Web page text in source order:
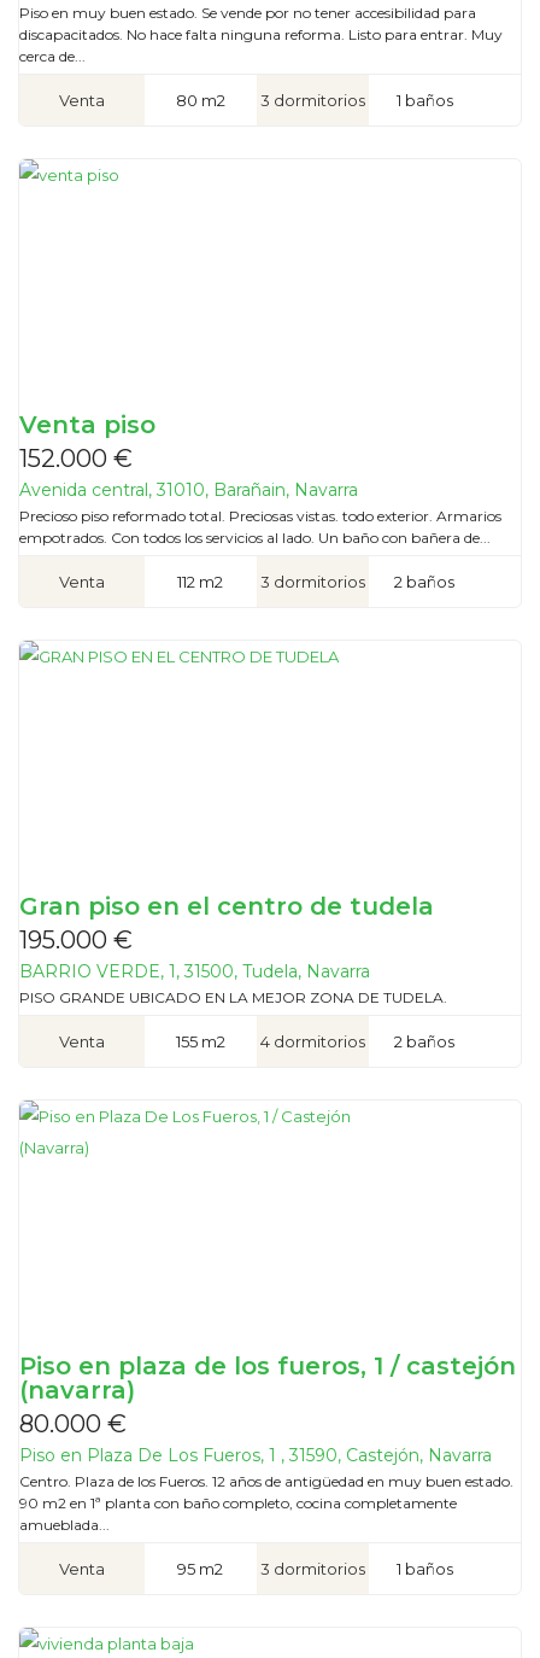
Piso en muy buen estado. Se vende por no tener accesibilidad para
discapacitados. No hace falta ninguna reforma. Listo para entrar. Muy
cerca de...
Venta 80 m2 3 dormitorios 1 baños
Venta piso
152.000 €
Avenida central, 31010, Barañain, Navarra
Precioso piso reformado total. Preciosas vistas. todo exterior. Armarios
empotrados. Con todos los servicios al lado. Un baño con bañera de...
Venta 112 m2 3 dormitorios 2 baños
Gran piso en el centro de tudela
195.000 €
BARRIO VERDE, 1, 31500, Tudela, Navarra
PISO GRANDE UBICADO EN LA MEJOR ZONA DE TUDELA.
Venta 155 m2 4 dormitorios 2 baños
Piso en plaza de los fueros, 1 / castejón
(navarra)
80.000 €
Piso en Plaza De Los Fueros, 1 , 31590, Castejón, Navarra
Centro. Plaza de los Fueros. 12 años de antigüedad en muy buen estado.
90 m2 en 1ª planta con baño completo, cocina completamente
amueblada...
Venta 95 m2 3 dormitorios 1 baños